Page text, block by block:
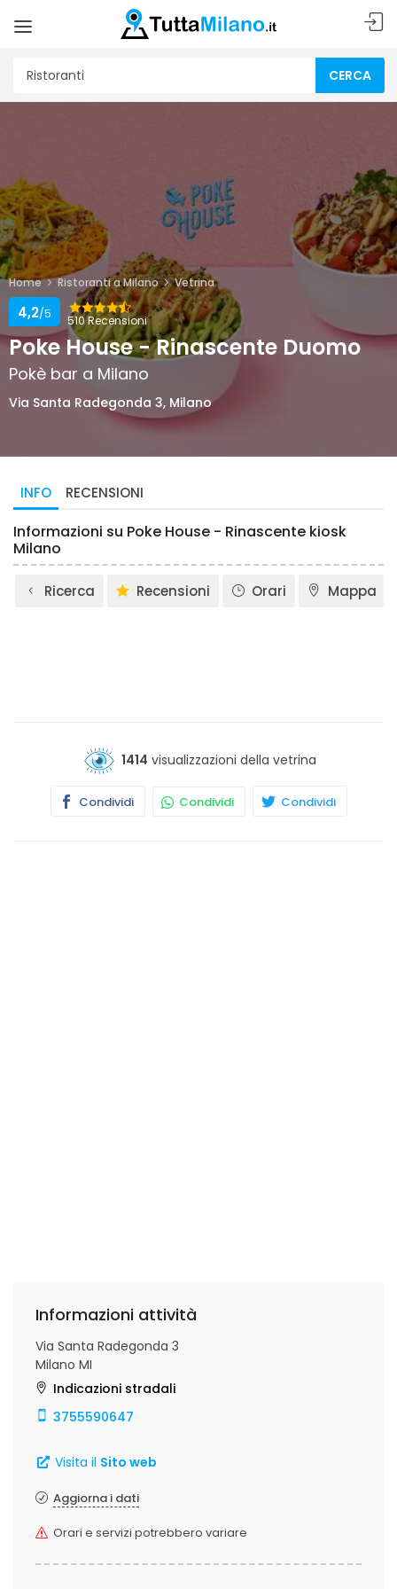
CERCA
Home Ristoranti a Milano Vetrina
510 Recensioni
4,2/5
Poke House - Rinascente Duomo
Pokè bar a Milano
Via Santa Radegonda 3, Milano
INFO RECENSIONI
Informazioni su Poke House - Rinascente kiosk
Milano
Ricerca Recensioni Orari Mappa
1414 visualizzazioni della vetrina
Condividi Condividi Condividi
Informazioni attività
Via Santa Radegonda 3
Milano MI
Indicazioni stradali
3755590647
Visita il Sito web
Aggiorna i dati
Orari e servizi potrebbero variare